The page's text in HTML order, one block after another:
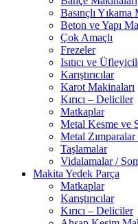
Basınçlı Yıkama
Beton ve Yapı
Çok Amaçlı
Frezeler
Isıtıcı ve
Karıştırıcılar
Karot Makinaları
Kırıcı – Deliciler
Matkaplar
Metal Kesme ve
Metal
Taşlamalar
Vidalamalar /
Makita Yedek Parça
Matkaplar
Karıştırıcılar
Kırıcı – Deliciler